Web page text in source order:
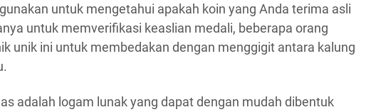
untuk mengetahui apakah koin yang Anda terima asli
untuk memverifikasi keaslian medali, beberapa orang
unik ini untuk membedakan dengan menggigit antara kalung
adalah logam lunak yang dapat dengan mudah dibentuk